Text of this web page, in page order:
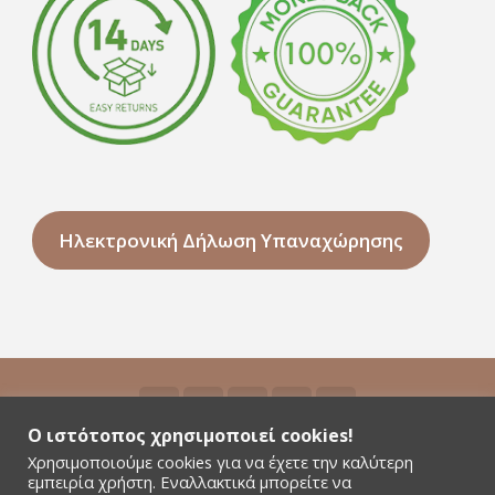
Ηλεκτρονική Δήλωση Υπαναχώρησης
©2026 Niyamas Yoga - All rights reserved - Αρ.
Ο ιστότοπος χρησιμοποιεί cookies!
Χρησιμοποιούμε cookies για να έχετε την καλύτερη
εμπειρία χρήστη. Εναλλακτικά μπορείτε να